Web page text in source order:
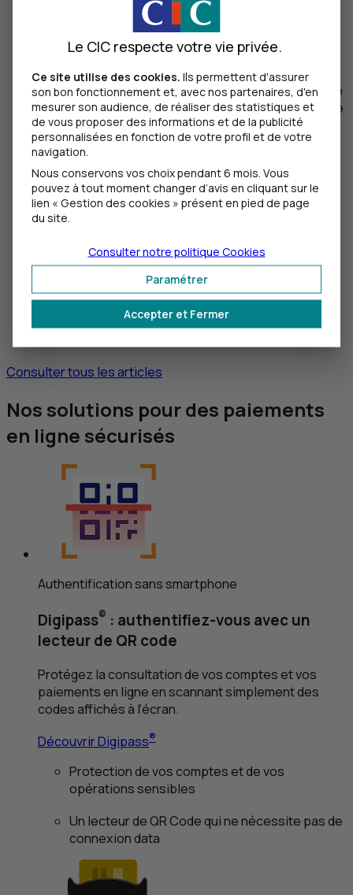
Afin de vous aider à lutter efficacement contre toute
tentative de fraude, votre banque vous recommande
de respecter les principes suivants.
L’intelligence artificielle au service de
votre quotidien
Informations
Découvrez nos solutions d'
interne pour simplifier votre quotidien et offrir à nos
chargés d’affaires des outils pour mieux vous
accompagner, sans jamais les remplacer.
Consulter tous les articles
Nos solutions pour des paiements
en ligne sécurisés
Authentification sans smartphone
Digipass® : authentifiez-vous avec un
lecteur de QR code
Protégez la consultation de vos comptes et vos
paiements en ligne en scannant simplement des
codes affichés à l’écran.
Découvrir Digipass®
Protection de vos comptes et de vos
opérations sensibles
Un lecteur deQRCodequi ne nécessite pas de
connexion data
Le CIC respecte votre vie privée.
Ce site utilise des cookies. Ils permettent d'assurer
son bon fonctionnement et, avec nos partenaires, d'en
mesurer son audience, de réaliser des statistiques et
de vous proposer des informations et de la publicité
personnalisées en fonction de votre profil et de votre
navigation.
Nous conservons vos choix pendant 6 mois. Vous
pouvez à tout moment changer d’avis en cliquant sur le
lien « Gestion des cookies » présent en pied de page
du site.
Accepter et Fermer
Paramétrer
Consulter notre politique Cookies